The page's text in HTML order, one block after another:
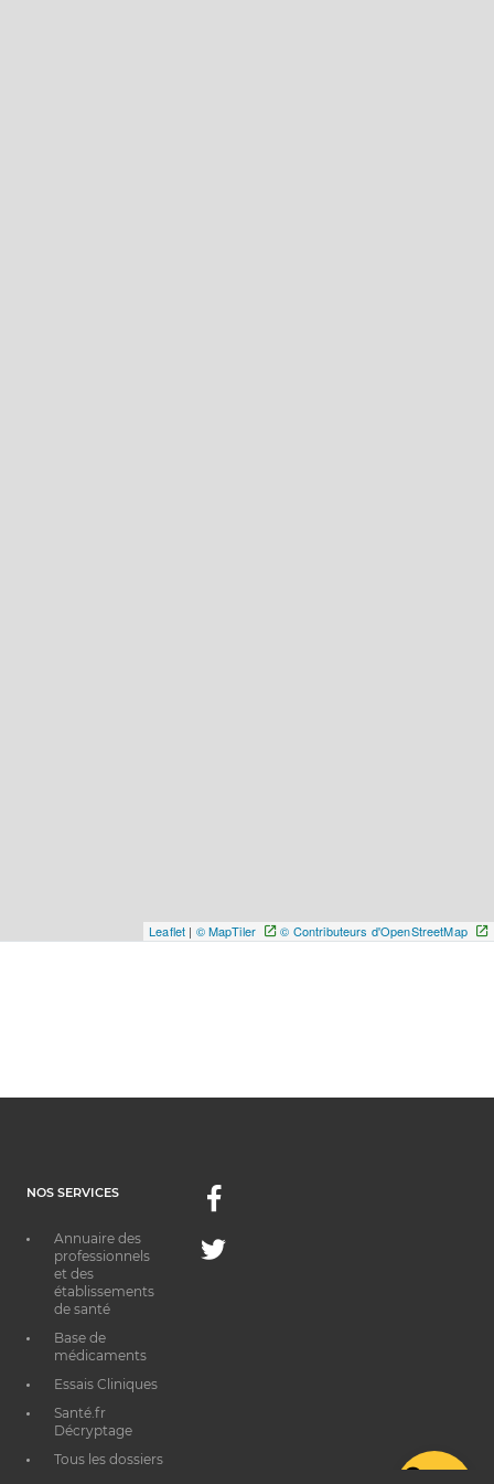
Leaflet | © MapTiler © Contributeurs d'OpenStreetMap
NOS SERVICES
Annuaire des
professionnels
et des
établissements
de santé
Base de
médicaments
Essais Cliniques
Santé.fr
Décryptage
Tous les dossiers
Facebook
Twitter